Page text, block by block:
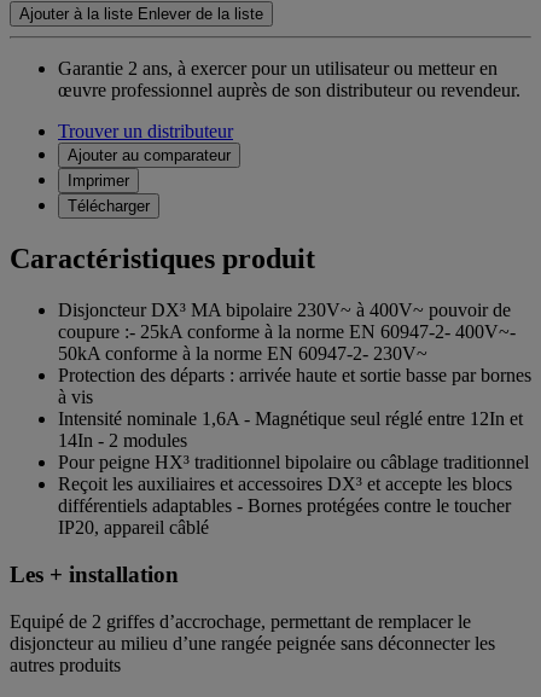
Ajouter à la liste Enlever de la liste
Garantie 2 ans, à exercer pour un utilisateur ou metteur en
œuvre professionnel auprès de son distributeur ou revendeur.
Trouver un distributeur
Ajouter au comparateur
Imprimer
Télécharger
Caractéristiques produit
Disjoncteur DX³ MA bipolaire 230V~ à 400V~ pouvoir de
coupure :- 25kA conforme à la norme EN 60947-2- 400V~-
50kA conforme à la norme EN 60947-2- 230V~
Protection des départs : arrivée haute et sortie basse par bornes
à vis
Intensité nominale 1,6A - Magnétique seul réglé entre 12In et
14In - 2 modules
Pour peigne HX³ traditionnel bipolaire ou câblage traditionnel
Reçoit les auxiliaires et accessoires DX³ et accepte les blocs
différentiels adaptables - Bornes protégées contre le toucher
IP20, appareil câblé
Les + installation
Equipé de 2 griffes d’accrochage, permettant de remplacer le
disjoncteur au milieu d’une rangée peignée sans déconnecter les
autres produits